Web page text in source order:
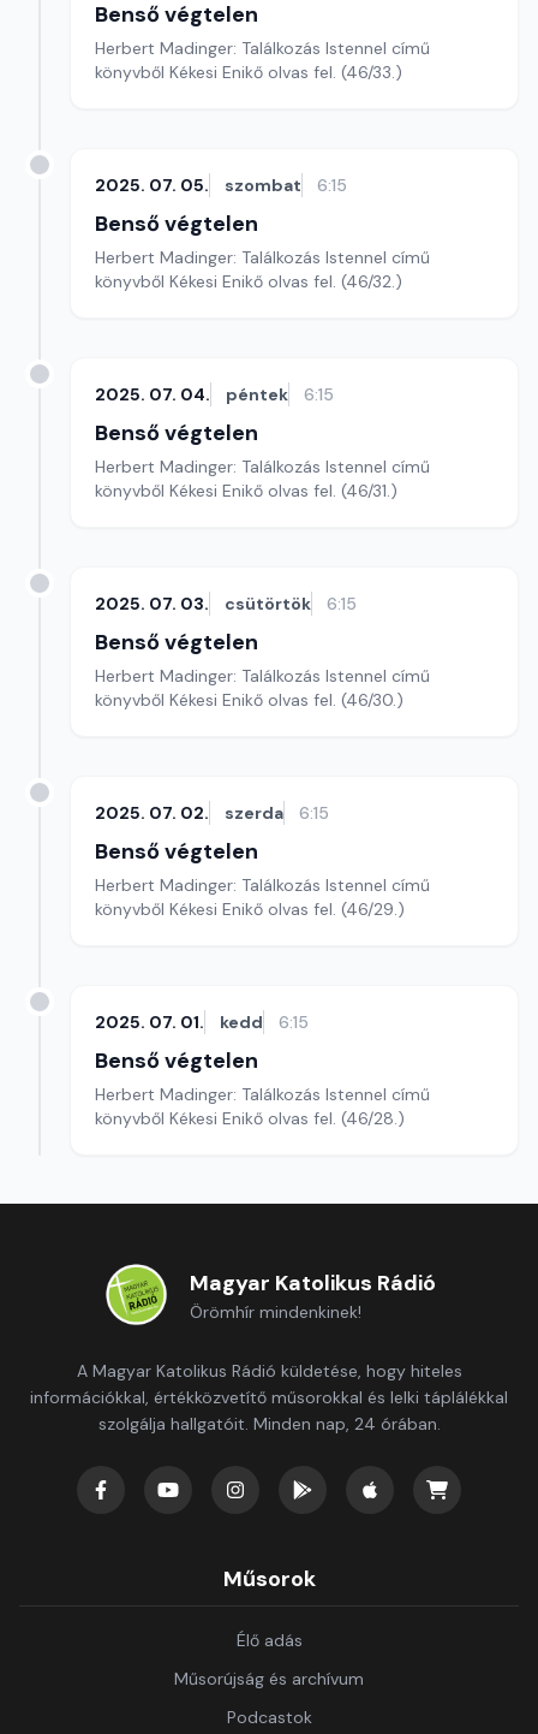
Benső végtelen
Herbert Madinger: Találkozás Istennel című
könyvből Kékesi Enikő olvas fel. (46/33.)
2025. 07. 05. szombat 6:15
Benső végtelen
Herbert Madinger: Találkozás Istennel című
könyvből Kékesi Enikő olvas fel. (46/32.)
2025. 07. 04. péntek 6:15
Benső végtelen
Herbert Madinger: Találkozás Istennel című
könyvből Kékesi Enikő olvas fel. (46/31.)
2025. 07. 03. csütörtök 6:15
Benső végtelen
Herbert Madinger: Találkozás Istennel című
könyvből Kékesi Enikő olvas fel. (46/30.)
2025. 07. 02. szerda 6:15
Benső végtelen
Herbert Madinger: Találkozás Istennel című
könyvből Kékesi Enikő olvas fel. (46/29.)
2025. 07. 01. kedd 6:15
Benső végtelen
Herbert Madinger: Találkozás Istennel című
könyvből Kékesi Enikő olvas fel. (46/28.)
Magyar Katolikus Rádió
Örömhír mindenkinek!
A Magyar Katolikus Rádió küldetése, hogy hiteles
információkkal, értékközvetítő műsorokkal és lelki táplálékkal
szolgálja hallgatóit. Minden nap, 24 órában.
Műsorok
Élő adás
Műsorújság és archívum
Podcastok